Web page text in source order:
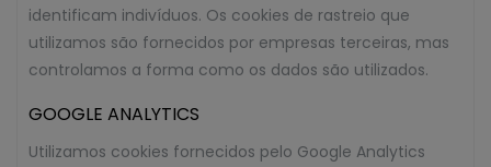
identificam indivíduos. Os cookies de rastreio que
utilizamos são fornecidos por empresas terceiras, mas
controlamos a forma como os dados são utilizados.
GOOGLE ANALYTICS
Utilizamos cookies fornecidos pelo Google Analytics